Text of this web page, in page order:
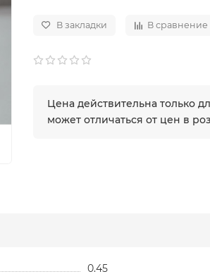
В закладки В сравнение
Цена действительна только
может отличаться от цен в
0.45